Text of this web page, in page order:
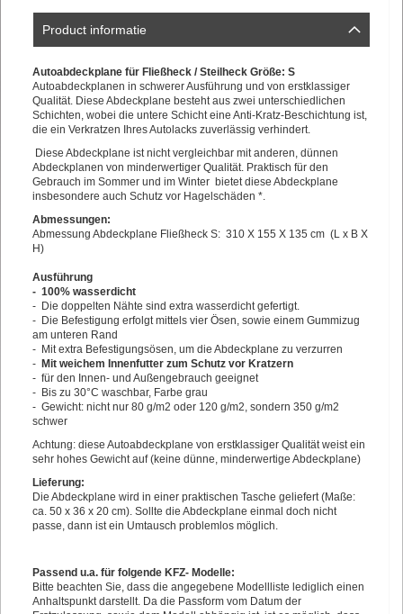
Product informatie
Autoabdeckplane für Fließheck / Steilheck Größe: S
Autoabdeckplanen in schwerer Ausführung und von erstklassiger
Qualität. Diese Abdeckplane besteht aus zwei unterschiedlichen
Schichten, wobei die untere Schicht eine Anti-Kratz-Beschichtung ist,
die ein Verkratzen Ihres Autolacks zuverlässig verhindert.
Diese Abdeckplane ist nicht vergleichbar mit anderen, dünnen
Abdeckplanen von minderwertiger Qualität. Praktisch für den
Gebrauch im Sommer und im Winter bietet diese Abdeckplane
insbesondere auch Schutz vor Hagelschäden *.
Abmessungen:
Abmessung Abdeckplane Fließheck S: 310 X 155 X 135 cm (L x B X
H)
Ausführung
- 100% wasserdicht
- Die doppelten Nähte sind extra wasserdicht gefertigt.
- Die Befestigung erfolgt mittels vier Ösen, sowie einem Gummizug
am unteren Rand
- Mit extra Befestigungsösen, um die Abdeckplane zu verzurren
- Mit weichem Innenfutter zum Schutz vor Kratzern
- für den Innen- und Außengebrauch geeignet
- Bis zu 30°C waschbar, Farbe grau
- Gewicht: nicht nur 80 g/m2 oder 120 g/m2, sondern 350 g/m2
schwer
Achtung: diese Autoabdeckplane von erstklassiger Qualität weist ein
sehr hohes Gewicht auf (keine dünne, minderwertige Abdeckplane)
Lieferung:
Die Abdeckplane wird in einer praktischen Tasche geliefert (Maße:
ca. 50 x 36 x 20 cm). Sollte die Abdeckplane einmal doch nicht
passe, dann ist ein Umtausch problemlos möglich.
Passend u.a. für folgende KFZ- Modelle:
Bitte beachten Sie, dass die angegebene Modellliste lediglich einen
Anhaltspunkt darstellt. Da die Passform vom Datum der